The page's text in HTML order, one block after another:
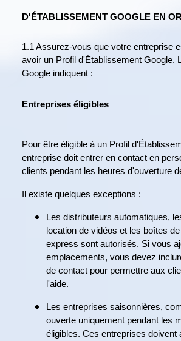
D'ÉTABLISSEMENT GOOGLE EN
1.1 Assurez-vous que votre entreprise
avoir un Profil d'Établissement Google.
Google indiquent :
Entreprises éligibles
Pour être éligible à un Profil
entreprise doit entrer en contact en
clients pendant les heures d'ouverture
Il existe quelques exceptions :
Les distributeurs automatiques,
location de vidéos et les boîtes
express sont autorisés. Si vous
emplacements, vous devez
de contact pour permettre aux
l'aide.
Les entreprises saisonnières,
ouverte uniquement pendant les
éligibles. Ces entreprises doivent